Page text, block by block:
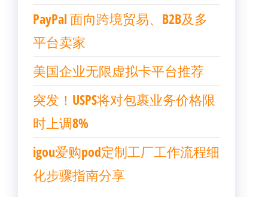
PayPal 面向跨境贸易、B2B及多
平台卖家
美国企业无限虚拟卡平台推荐
突发！USPS将对包裹业务价格限
时上调8%
igou爱购pod定制工厂工作流程细
化步骤指南分享